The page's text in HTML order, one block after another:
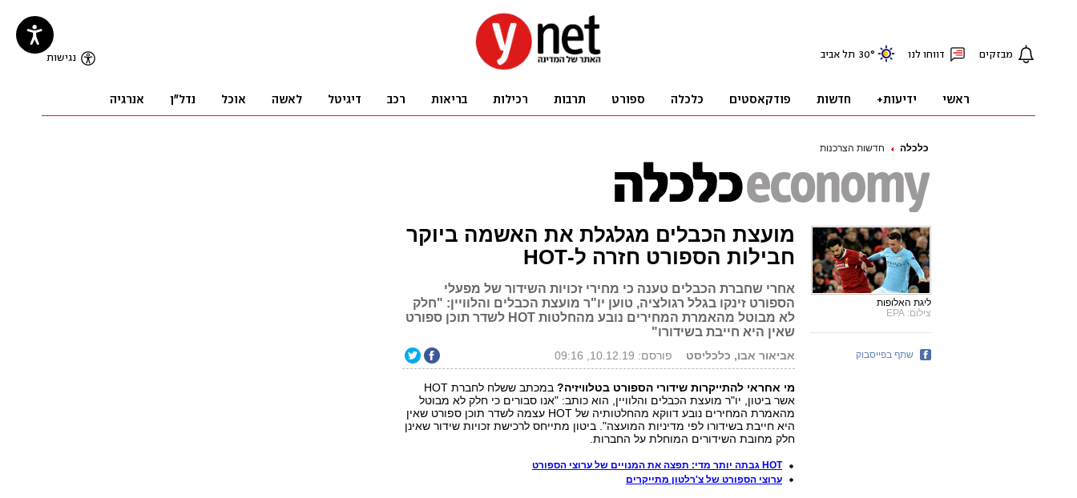
כלכלה חדשות הצרכנות
מועצת הכבלים מגלגלת את האשמה ביוקר
חבילות הספורט חזרה ל-HOT
אחרי שחברת הכבלים טענה כי מחירי זכויות השידור של מפעלי
הספורט זינקו בגלל רגולציה, טוען יו"ר מועצת הכבלים והלוויין: "חלק
לא מבוטל מהאמרת המחירים נובע מהחלטות HOT לשדר תוכן ספורט
שאין היא חייבת בשידורו"
אביאור אבו, כלכליסט פורסם: 10.12.19, 09:16
מי אחראי להתייקרות שידורי הספורט בטלוויזיה?
במכתב ששלח לחברת HOT
אשר ביטון, יו"ר מועצת הכבלים והלוויין, הוא כותב: "אנו סבורים כי חלק לא מבוטל
מהאמרת המחירים נובע דווקא מהחלטותיה של HOT עצמה לשדר תוכן ספורט שאין
היא חייבת בשידורו לפי מדיניות המועצה". ביטון מתייחס לרכישת זכויות שידור שאינן
חלק מחובת השידורים המוחלת על החברות.
HOT גבתה יותר מדי: תפצה את המנויים של ערוצי הספורט
ערוצי הספורט של צ'רלטון מתייקרים
ליגת האלופות
צילום: EPA
שתף בפייסבוק